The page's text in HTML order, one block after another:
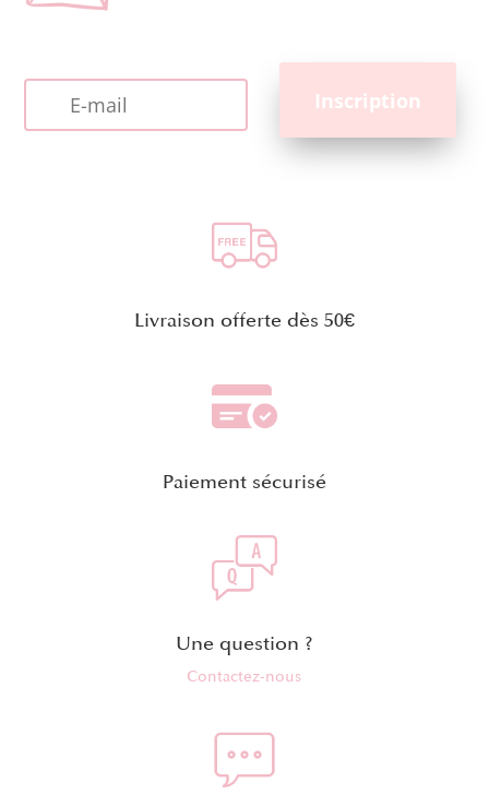
Livraison offerte dès 50€
Paiement sécurisé
Une question ?
Contactez-nous